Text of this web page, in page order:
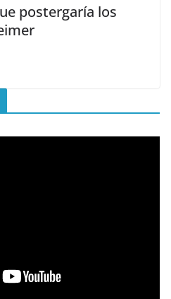
postergaría los